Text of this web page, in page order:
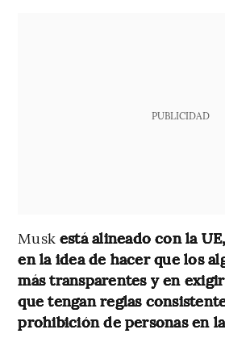
PUBLICIDAD
Musk está alineado con la
en la idea de hacer que los
más transparentes y en
que tengan reglas
prohibición de personas en